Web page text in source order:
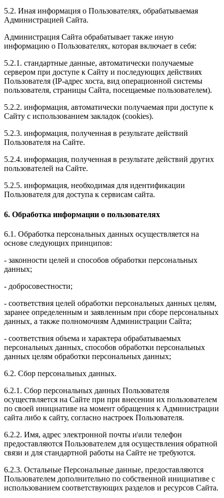
5.2. Иная информация о Пользователях, обрабатываемая
Администрацией Сайта.
Администрация Сайта обрабатывает также иную
информацию о Пользователях, которая включает в себя:
5.2.1. стандартные данные, автоматически получаемые
сервером при доступе к Сайту и последующих действиях
Пользователя (IP-адрес хоста, вид операционной системы
пользователя, страницы Сайта, посещаемые пользователем).
5.2.2. информация, автоматически получаемая при доступе к
Сайту с использованием закладок (cookies).
5.2.3. информация, полученная в результате действий
Пользователя на Сайте.
5.2.4. информация, полученная в результате действий других
пользователей на Сайте.
5.2.5. информация, необходимая для идентификации
Пользователя для доступа к сервисам сайта.
6. Обработка информации о пользователях
6.1. Обработка персональных данных осуществляется на
основе следующих принципов:
- законности целей и способов обработки персональных
данных;
- добросовестности;
- соответствия целей обработки персональных данных целям,
заранее определенным и заявленным при сборе персональных
данных, а также полномочиям Администрации Сайта;
- соответствия объема и характера обрабатываемых
персональных данных, способов обработки персональных
данных целям обработки персональных данных;
6.2. Сбор персональных данных.
6.2.1. Сбор персональных данных Пользователя
осуществляется на Сайте при при внесении их пользователем
по своей инициативе на момент обращения к Администрации
сайта либо к сайту, согласно настроек Пользователя.
6.2.2. Имя, адрес электронной почты и\или телефон
предоставляются Пользователем для осуществления обратной
связи и для стандартной работы на Сайте не требуются.
6.2.3. Остальные Персональные данные, предоставляются
Пользователем дополнительно по собственной инициативе с
использованием соответствующих разделов и ресурсов Сайта.